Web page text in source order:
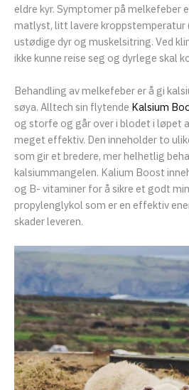
eldre kyr. Symptomer på melkefeber
matlyst, litt lavere kroppstemperatur
ustødige dyr og muskelsitring. Ved
ikke kunne reise seg og dyrlege skal
Behandling av melkefeber er å gi
søya. Alltech sin flytende Kalsium
og storfe og går over i blodet i løpet
meget effektiv. Den inneholder to
som gir et bredere, mer helhetlig
kalsiummangelen. Kalium Boost
og B- vitaminer for å sikre et godt
propylenglykol som er en effektiv
skader leveren.